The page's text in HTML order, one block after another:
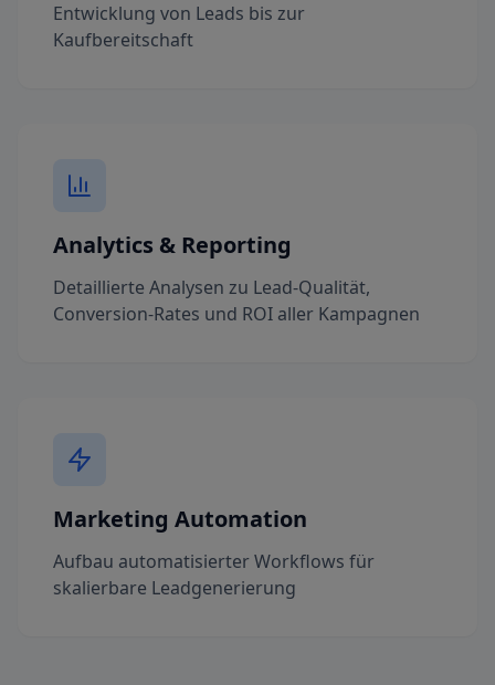
Entwicklung von Leads bis zur
Kaufbereitschaft
Analytics & Reporting
Detaillierte Analysen zu Lead-Qualität,
Conversion-Rates und ROI aller Kampagnen
Marketing Automation
Aufbau automatisierter Workflows für
skalierbare Leadgenerierung